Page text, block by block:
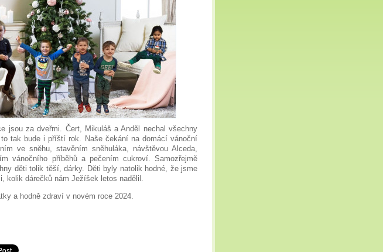
jsou za dveřmi. Čert, Mikuláš a Anděl nechal všechny
tak bude i příští rok. Naše čekání na domácí vánoční
ve sněhu, stavěním sněhuláka, návštěvou Alceda,
vánočního příběhů a pečením cukroví. Samozřejmě
děti tolik těší, dárky. Děti byly natolik hodné, že jsme
kolik dárečků nám Ježíšek letos nadělil.
a hodně zdraví v novém roce 2024.